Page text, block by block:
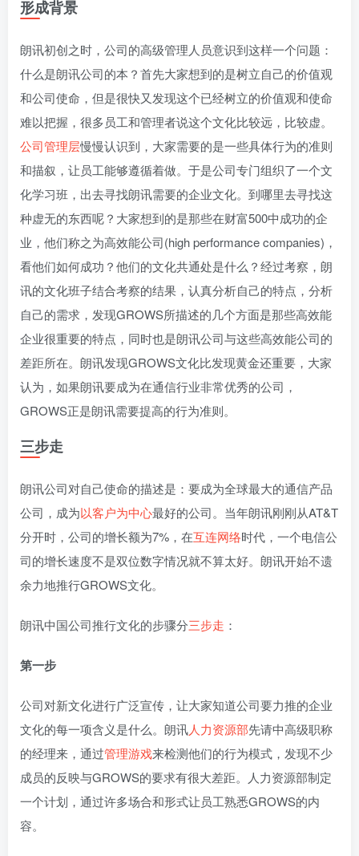
形成背景
朗讯初创之时，公司的高级管理人员意识到这样一个问题：
什么是朗讯公司的本？首先大家想到的是树立自己的价值观
和公司使命，但是很快又发现这个已经树立的价值观和使命
难以把握，很多员工和管理者说这个文化比较远，比较虚。
公司管理层慢慢认识到，大家需要的是一些具体行为的准则
和描叙，让员工能够遵循着做。于是公司专门组织了一个文
化学习班，出去寻找朗讯需要的企业文化。到哪里去寻找这
种虚无的东西呢？大家想到的是那些在财富500中成功的企
业，他们称之为高效能公司(high performance companies)，
看他们如何成功？他们的文化共通处是什么？经过考察，朗
讯的文化班子结合考察的结果，认真分析自己的特点，分析
自己的需求，发现GROWS所描述的几个方面是那些高效能
企业很重要的特点，同时也是朗讯公司与这些高效能公司的
差距所在。朗讯发现GROWS文化比发现黄金还重要，大家
认为，如果朗讯要成为在通信行业非常优秀的公司，
GROWS正是朗讯需要提高的行为准则。
三步走
朗讯公司对自己使命的描述是：要成为全球最大的通信产品
公司，成为以客户为中心最好的公司。当年朗讯刚刚从AT&T
分开时，公司的增长额为7%，在互连网络时代，一个电信公
司的增长速度不是双位数字情况就不算太好。朗讯开始不遗
余力地推行GROWS文化。
朗讯中国公司推行文化的步骤分三步走 ：
第一步
公司对新文化进行广泛宣传，让大家知道公司要力推的企业
文化的每一项含义是什么。朗讯人力资源部先请中高级职称
的经理来，通过管理游戏来检测他们的行为模式，发现不少
成员的反映与GROWS的要求有很大差距。人力资源部制定
一个计划，通过许多场合和形式让员工熟悉GROWS的内
容。